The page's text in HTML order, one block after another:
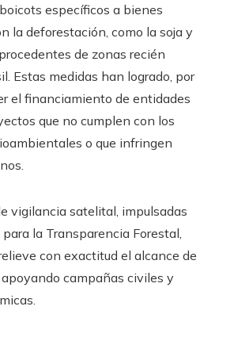
específicos a bienes
la deforestación, como la soja y
de zonas recién
Estas medidas han logrado, por
el financiamiento de entidades
que no cumplen con los
o que infringen
vigilancia satelital, impulsadas
la Transparencia Forestal,
con exactitud el alcance de
campañas civiles y